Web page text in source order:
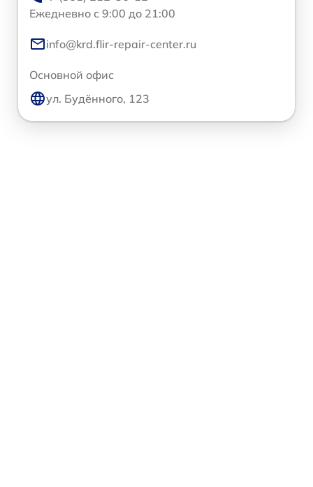
Ежедневно с 9:00 до 21:00
info@krd.flir-repair-center.ru
Основной офис
ул. Будённого, 123